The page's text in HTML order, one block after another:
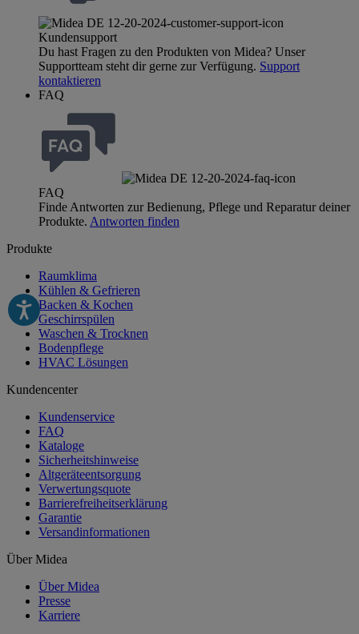
Kundensupport
Du hast Fragen zu den Produkten von Midea? Unser
Supportteam steht dir gerne zur Verfügung. Support
kontaktieren
FAQ
FAQ
Finde Antworten zur Bedienung, Pflege und Reparatur deiner
Produkte. Antworten finden
Produkte
Raumklima
Kühlen & Gefrieren
Backen & Kochen
Geschirrspülen
Waschen & Trocknen
Bodenpflege
HVAC Lösungen
Kundencenter
Kundenservice
FAQ
Kataloge
Sicherheitshinweise
Altgeräteentsorgung
Verwertungsquote
Barrierefreiheitserklärung
Garantie
Versandinformationen
Über Midea
Über Midea
Presse
Karriere